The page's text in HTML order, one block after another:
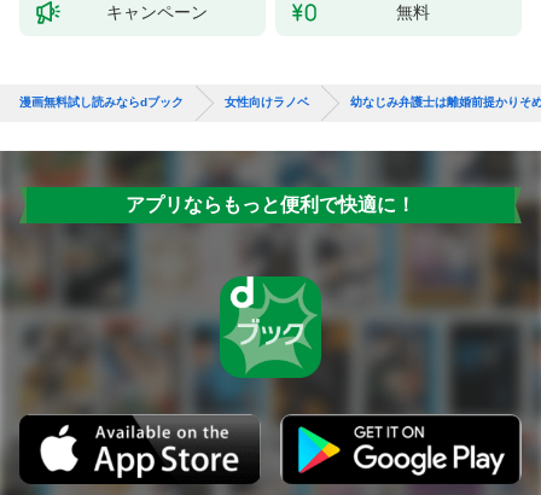
キャンペーン 無料
漫画無料試し読みならdブック 女性向けラノベ 幼なじみ弁護士は離婚前提かりそ
アプリならもっと便利で快適に！